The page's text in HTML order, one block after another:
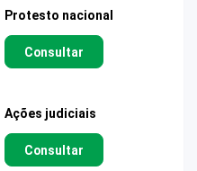
Protesto nacional
Consultar
Ações judiciais
Consultar